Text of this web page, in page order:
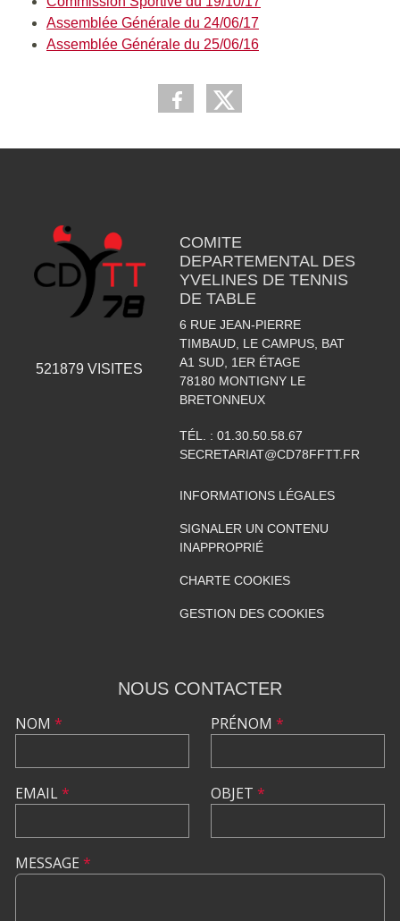
Assemblée Générale du 24/06/17
Assemblée Générale du 25/06/16
521879 VISITES
COMITE
DEPARTEMENTAL DES
YVELINES DE TENNIS
DE TABLE
6 RUE JEAN-PIERRE
TIMBAUD, LE CAMPUS, BAT
A1 SUD, 1ER ÉTAGE
78180 MONTIGNY LE
BRETONNEUX
TÉL. : 01.30.50.58.67
SECRETARIAT@CD78FFTT.FR
INFORMATIONS LÉGALES
SIGNALER UN CONTENU
INAPPROPRIÉ
CHARTE COOKIES
GESTION DES COOKIES
NOUS CONTACTER
NOM *
EMAIL*
PRÉNOM *
OBJET *
MESSAGE *